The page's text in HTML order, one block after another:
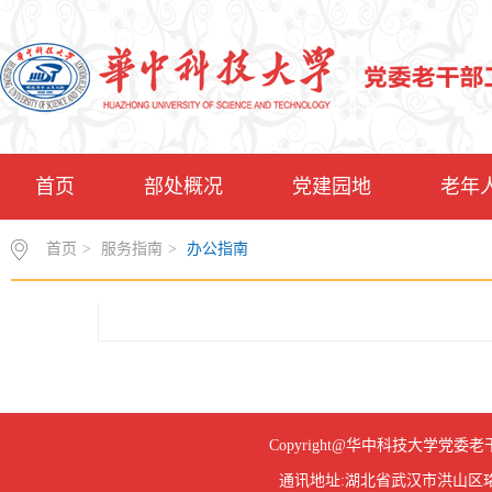
首页 部处概况 党建园地 老年
首页 > 服务指南 > 办公指南
Copyright@华中科技大学党委
通讯地址:湖北省武汉市洪山区